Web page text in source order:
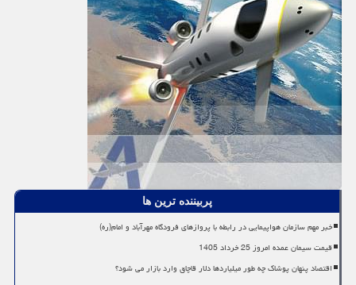
پربیننده ترین ها
خبر مهم سازمان هواپیمایی در رابطه با پروازهای فرودگاه مهرآباد و امام(ره)
قیمت سیمان عمده امروز 25 خرداد 1405
اقتصاد پنهان پوشاک چه طور میلیاردها دلار قاچاق وارد بازار می شود؟